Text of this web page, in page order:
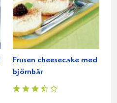
Frusen cheesecake med
björnbär